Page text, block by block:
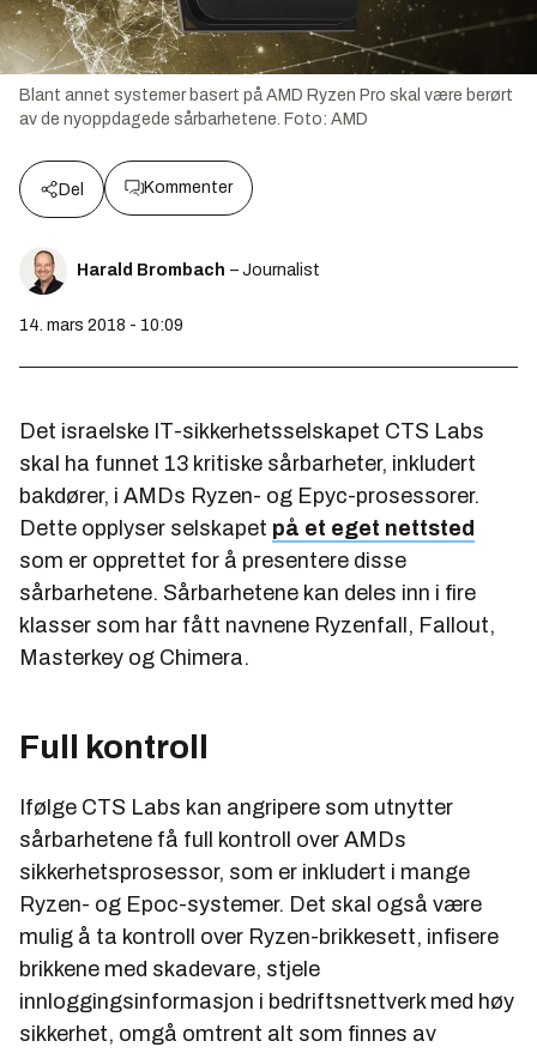
Blant annet systemer basert på AMD Ryzen Pro skal være berørt
av de nyoppdagede sårbarhetene. Foto: AMD
Del Kommenter
Harald Brombach – Journalist
14. mars 2018 - 10:09
Det israelske IT-sikkerhetsselskapet CTS Labs
skal ha funnet 13 kritiske sårbarheter, inkludert
bakdører, i AMDs Ryzen- og Epyc-prosessorer.
Dette opplyser selskapet på et eget nettsted
som er opprettet for å presentere disse
sårbarhetene. Sårbarhetene kan deles inn i fire
klasser som har fått navnene Ryzenfall, Fallout,
Masterkey og Chimera.
Full kontroll
Ifølge CTS Labs kan angripere som utnytter
sårbarhetene få full kontroll over AMDs
sikkerhetsprosessor, som er inkludert i mange
Ryzen- og Epoc-systemer. Det skal også være
mulig å ta kontroll over Ryzen-brikkesett, infisere
brikkene med skadevare, stjele
innloggingsinformasjon i bedriftsnettverk med høy
sikkerhet, omgå omtrent alt som finnes av